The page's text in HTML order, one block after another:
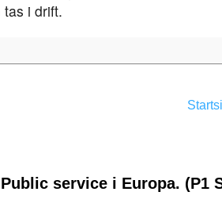
i drift.
service i Europa. (P1